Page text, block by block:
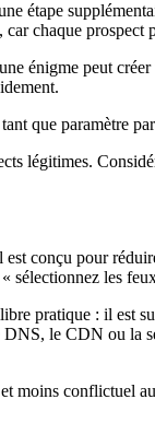
étape
chaque
énigme peut
que paramètre
légitimes.
conçu pour
sélectionnez les
pratique : il est
le CDN ou la
moins conflictuel